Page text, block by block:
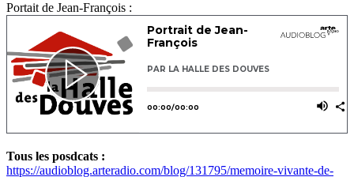
Portait de Jean-François :
Tous les posdcats :
https://audioblog.arteradio.com/blog/131795/memoire-vivante-de-